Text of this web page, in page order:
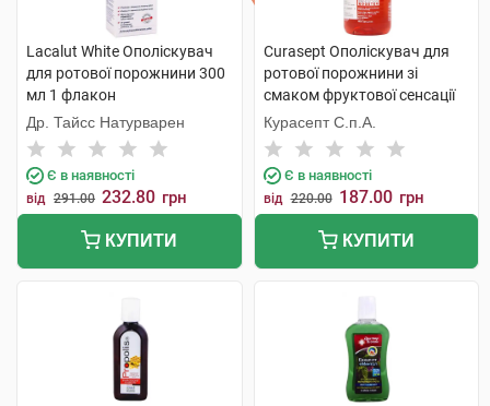
Lacalut White Ополіскувач
для ротової порожнини 300
мл 1 флакон
Др. Тайсс Натурварен
Є в наявності
від 291.00 232.80 грн
КУПИТИ
Curasept Ополіскувач для
ротової порожнини зі
смаком фруктової сенсації
250 мл 1 флакон
Курасепт С.п.А.
Є в наявності
від 220.00 187.00 грн
КУПИТИ